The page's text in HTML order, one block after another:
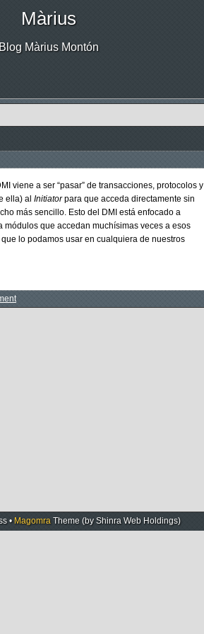
Màrius
Blog Màrius Montón
viene a ser “pasar” de transacciones, protocolos y
ella) al Initiatorpara que acceda directamente sin
más sencillo. Esto del DMI está enfocado a
módulos que accedan muchísimas veces a esos
lo podamos usar en cualquiera de nuestros
• Magomra Theme (by Shinra Web Holdings)